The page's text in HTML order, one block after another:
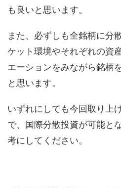
も良いと思います。
また、必ずしも全銘柄に分
ケット環境やそれぞれの資
エーションをみながら銘柄
と思います。
いずれにしても今回取り上
で、国際分散投資が可能と
考にしてください。